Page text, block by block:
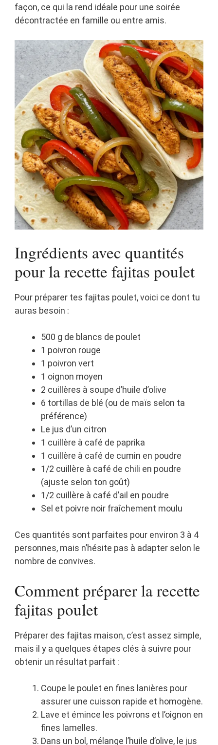
façon, ce qui la rend idéale pour une soirée
décontractée en famille ou entre amis.
Ingrédients avec quantités
pour la recette fajitas poulet
Pour préparer tes fajitas poulet, voici ce dont tu
auras besoin :
500 g de blancs de poulet
1 poivron rouge
1 poivron vert
1 oignon moyen
2 cuillères à soupe d’huile d’olive
6 tortillas de blé (ou de maïs selon ta
préférence)
Le jus d’un citron
1 cuillère à café de paprika
1 cuillère à café de cumin en poudre
1/2 cuillère à café de chili en poudre
(ajuste selon ton goût)
1/2 cuillère à café d’ail en poudre
Sel et poivre noir fraîchement moulu
Ces quantités sont parfaites pour environ 3 à 4
personnes, mais n’hésite pas à adapter selon le
nombre de convives.
Comment préparer la recette
fajitas poulet
Préparer des fajitas maison, c’est assez simple,
mais il y a quelques étapes clés à suivre pour
obtenir un résultat parfait :
Coupe le poulet en fines lanières pour
assurer une cuisson rapide et homogène.
Lave et émince les poivrons et l’oignon en
fines lamelles.
Dans un bol, mélange l’huile d’olive, le jus